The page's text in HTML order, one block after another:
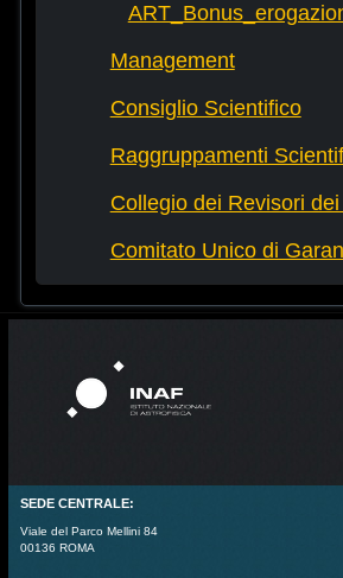
Management
Consiglio Scientifico
Raggruppamenti
Collegio dei Revisori
Comitato Unico di
SEDE CENTRALE:
Viale del Parco Mellini 84
00136 ROMA